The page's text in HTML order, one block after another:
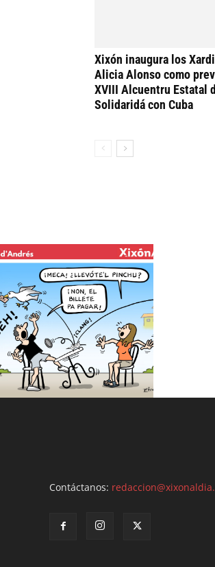
Xixón inaugura los
Alicia Alonso como
XVIII Alcuentru Estatal
Solidaridá con Cuba
Contáctanos: